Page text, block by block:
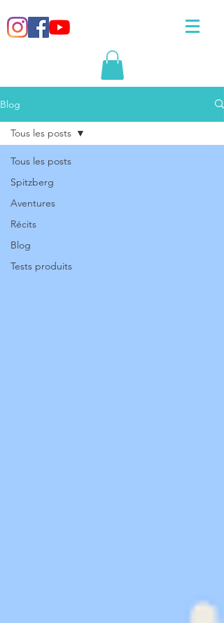
Blog
Tous les posts
Spitzberg
Aventures
Récits
Blog
Tests produits
Tous les posts